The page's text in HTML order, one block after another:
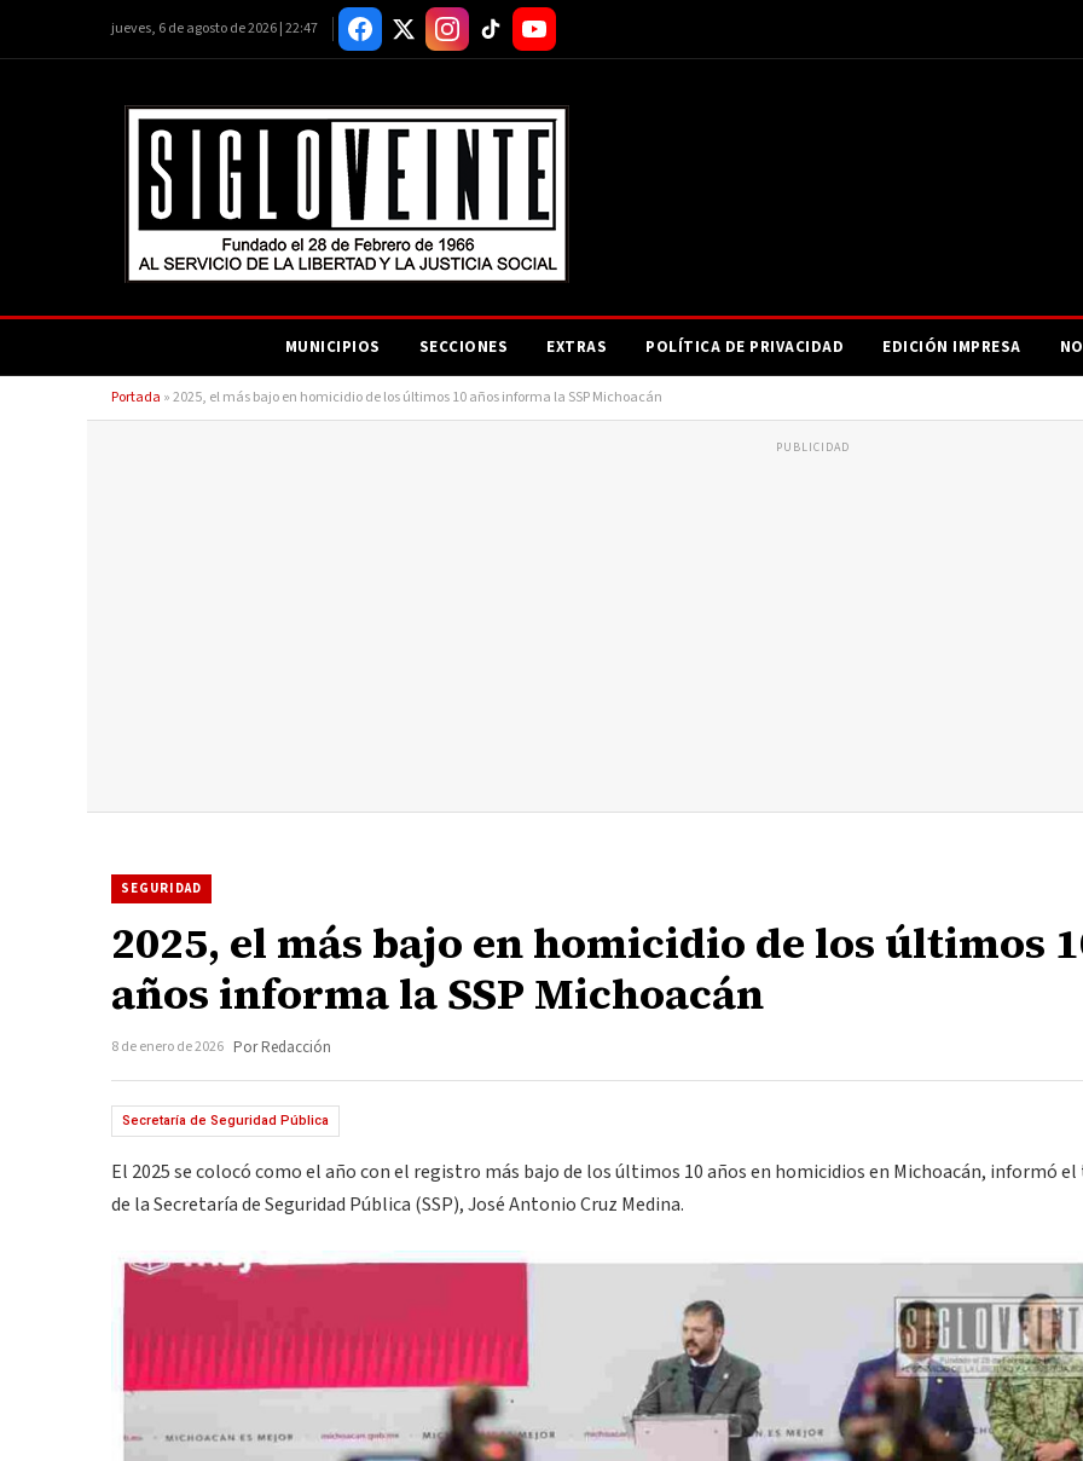
jueves, 6 de agosto de 2026 | 22:47
MUNICIPIOS SECCIONES EXTRAS POLÍTICA DE PRIVACIDAD EDICIÓN IMPRESA
Portada »2025, el más bajo en homicidio de los últimos 10 años informa la SSP Michoacán
PUBLICIDAD
SEGURIDAD
2025, el más bajo en homicidio de los últimos
años informa la SSP Michoacán
8 de enero de 2026 Por Redacción
Secretaría de Seguridad Pública
El 2025 se colocó como el año con el registro más bajo de los últimos 10 años en homicidios en Michoacán, informó
de la Secretaría de Seguridad Pública (SSP), José Antonio Cruz Medina.